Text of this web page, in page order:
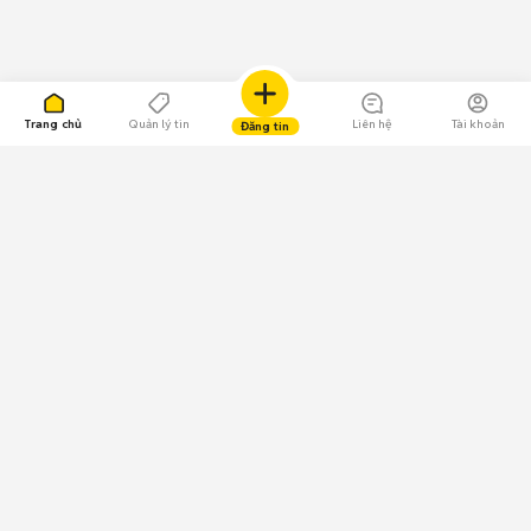
Trang chủ Quản lý tin Đăng tin Liên hệ Tài khoản